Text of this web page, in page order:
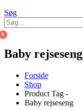
Søg
0
Baby rejseseng
Forside
Shop
Product Tag -
Baby rejseseng